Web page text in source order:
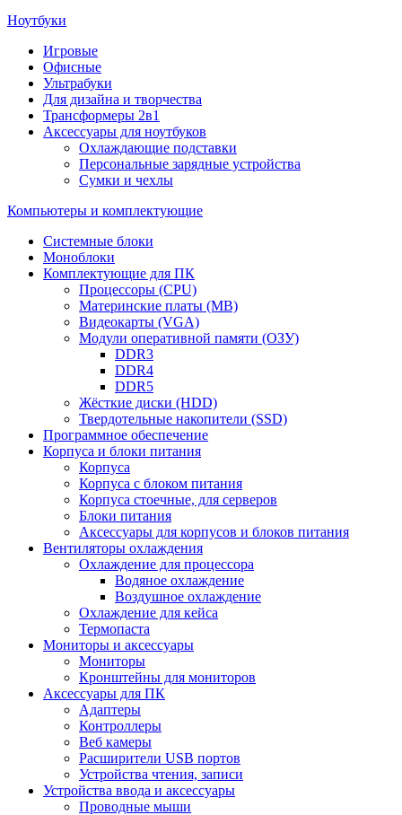
Ноутбуки
Игровые
Офисные
Ультрабуки
Для дизайна и творчества
Трансформеры 2в1
Аксессуары для ноутбуков
Охлаждающие подставки
Персональные зарядные устройства
Сумки и чехлы
Компьютеры и комплектующие
Системные блоки
Моноблоки
Комплектующие для ПК
Процессоры (CPU)
Материнские платы (MB)
Видеокарты (VGA)
Модули оперативной памяти (ОЗУ)
DDR3
DDR4
DDR5
Жёсткие диски (HDD)
Твердотельные накопители (SSD)
Программное обеспечение
Корпуса и блоки питания
Корпуса
Корпуса с блоком питания
Корпуса стоечные, для серверов
Блоки питания
Аксессуары для корпусов и блоков питания
Вентиляторы охлаждения
Охлаждение для процессора
Водяное охлаждение
Воздушное охлаждение
Охлаждение для кейса
Термопаста
Мониторы и аксессуары
Мониторы
Кронштейны для мониторов
Аксессуары для ПК
Адаптеры
Контроллеры
Веб камеры
Расширители USB портов
Устройства чтения, записи
Устройства ввода и аксессуары
Проводные мыши